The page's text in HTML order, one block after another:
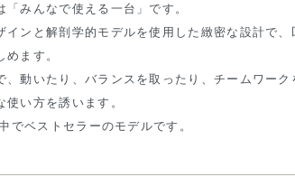
みんなで使える一台」です。
インと解剖学的モデルを使用した緻密な設計で、
ます。
、動いたり、バランスを取ったり、チームワーク
い方を誘います。
でベストセラーのモデルです。